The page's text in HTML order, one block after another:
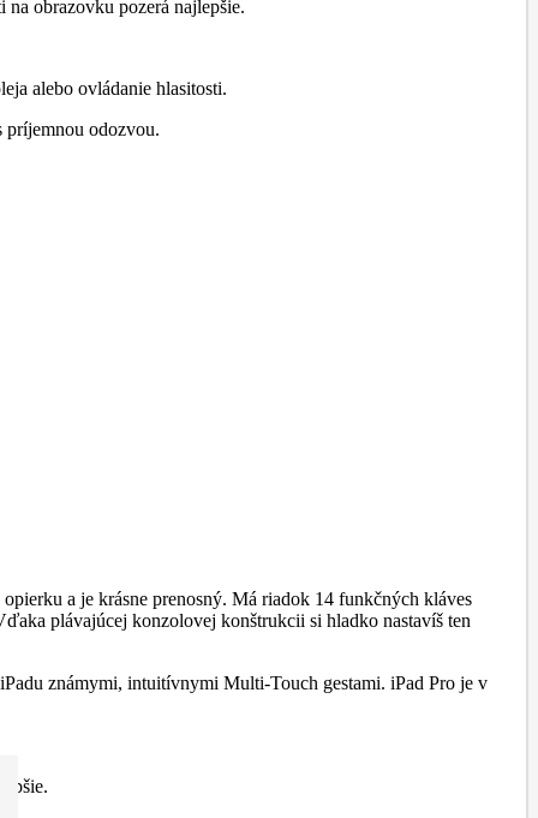
obrazovku pozerá najlepšie.
alebo ovládanie hlasitosti.
príjemnou odozvou.
a je krásne prenosný. Má riadok 14 funkčných kláves
plávajúcej konzolovej konštrukcii si hladko nastavíš ten
známymi, intuitívnymi Multi-Touch gestami. iPad Pro je v